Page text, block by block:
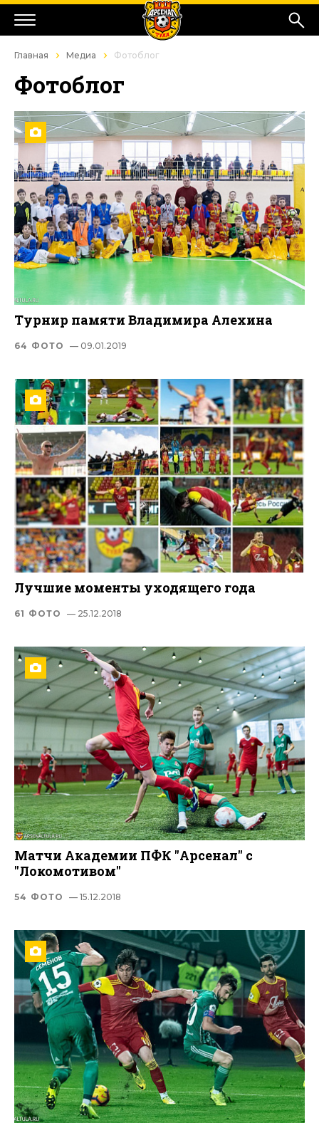
Главная Медиа Фотоблог
Фотоблог
Турнир памяти Владимира Алехина
64 ФОТО — 09.01.2019
Лучшие моменты уходящего года
61 ФОТО — 25.12.2018
Матчи Академии ПФК "Арсенал" с
"Локомотивом"
54 ФОТО — 15.12.2018